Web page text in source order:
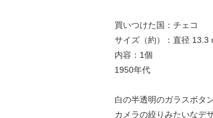
買いつけた国：チェコ
サイズ（約）：直径 13.3
内容：1個
1950年代
白の半透明のガラスボタ
カメラの絞りみたいなデ